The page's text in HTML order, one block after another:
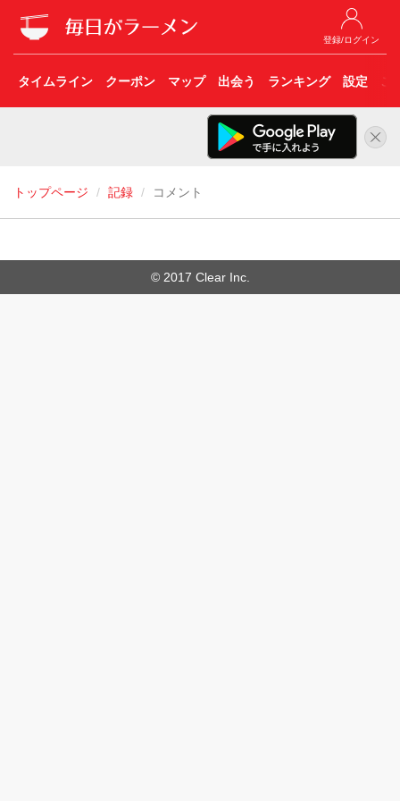
登録/ログイン
タイムライン クーポン マップ 出会う ランキング 設定 こ
トップページ 記録 コメント
© 2017 Clear Inc.